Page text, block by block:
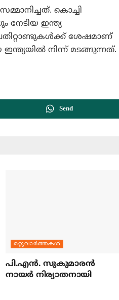
കൊച്ചി
നേടിയ ഇന്ത്യ
ശേഷമാണ്‌
നിന്ന്‌ മടങ്ങുന്നത്‌.
Send
മറ്റുവാര്‍ത്തകള്‍
പി.എന്‍. സുകുമാരന്‍
നായര്‍ നിര്യാതനായി